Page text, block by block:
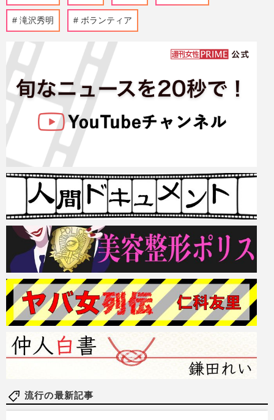
滝沢秀明 ボランティア
流行の最新記事